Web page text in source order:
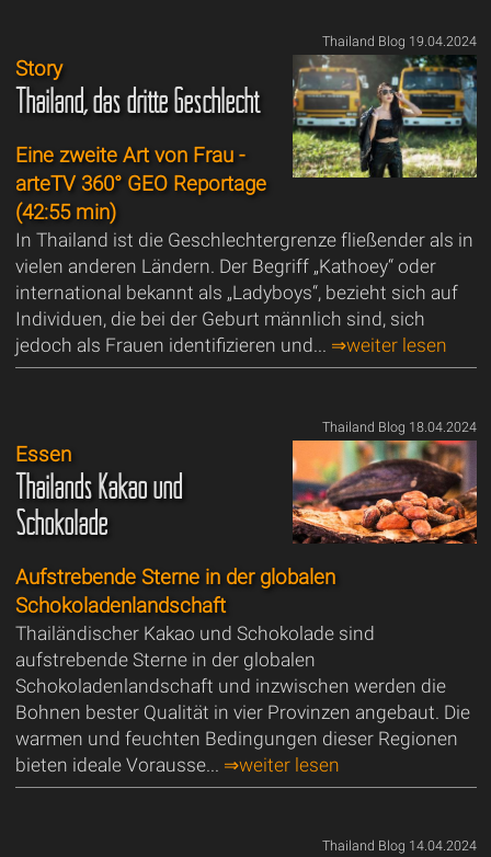
Thailand Blog 19.04.2024
Story
Thailand, das dritte Geschlecht
Eine zweite Art von Frau -
arteTV 360° GEO Reportage
(42:55 min)
In Thailand ist die Geschlechtergrenze fließender als in
vielen anderen Ländern. Der Begriff „Kathoey“ oder
international bekannt als „Ladyboys“, bezieht sich auf
Individuen, die bei der Geburt männlich sind, sich
jedoch als Frauen identifizieren und... ⇒weiter lesen
Thailand Blog 18.04.2024
Essen
Thailands Kakao und
Schokolade
Aufstrebende Sterne in der globalen
Schokoladenlandschaft
Thailändischer Kakao und Schokolade sind
aufstrebende Sterne in der globalen
Schokoladenlandschaft und inzwischen werden die
Bohnen bester Qualität in vier Provinzen angebaut. Die
warmen und feuchten Bedingungen dieser Regionen
bieten ideale Vorausse... ⇒weiter lesen
Thailand Blog 14.04.2024